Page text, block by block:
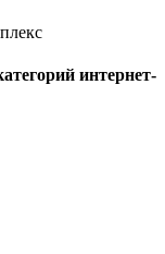
интернет-